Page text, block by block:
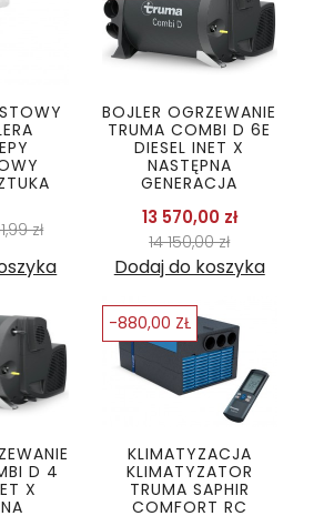
podstawowa
złCena
BOJLER OGRZEWANIE
TRUMA COMBI D 6E
DIESEL INET X
NASTĘPNA
GENERACJA
13 570,00 złCena
14 150,00 złCena
Dodaj do koszyka
D 4
X
KLIMATYZACJA
KLIMATYZATOR
TRUMA SAPHIR
COMFORT RC
-880,00 ZŁ